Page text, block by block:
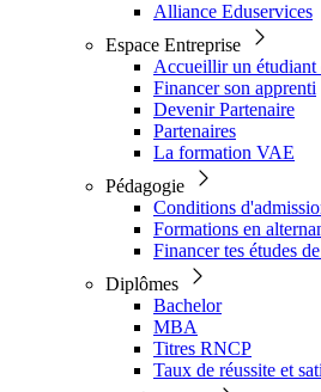
Alliance Eduservices
Espace Entreprise
Accueillir un étudiant
Financer son apprenti
Devenir Partenaire
Partenaires
La formation VAE
Pédagogie
Conditions
Formations en
Financer tes études
Diplômes
Bachelor
MBA
Titres RNCP
Taux de réussite et